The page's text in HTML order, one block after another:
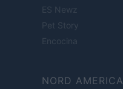
ES Newz
Pet Story
Encocina
NORD AMERICA